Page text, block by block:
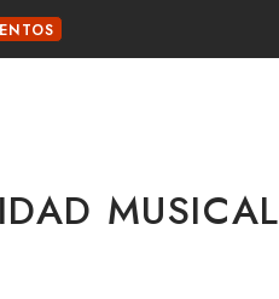
MUSICAL